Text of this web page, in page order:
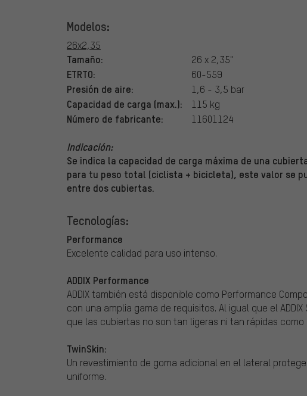
Modelos:
26x2,35
Tamaño: 26 x 2,35"
ETRTO: 60-559
Presión de aire: 1,6 - 3,5 bar
Capacidad de carga (max.): 115 kg
Número de fabricante: 11601124
Indicación:
Se indica la capacidad de carga máxima de una
para tu peso total (ciclista + bicicleta), este valor se
entre dos cubiertas.
Tecnologías:
Performance
Excelente calidad para uso intenso.
ADDIX Performance
ADDIX también está disponible como Performance
con una amplia gama de requisitos. Al igual que el
que las cubiertas no son tan ligeras ni tan rápidas como
TwinSkin:
Un revestimiento de goma adicional en el lateral
uniforme.